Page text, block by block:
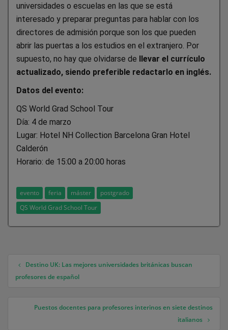
universidades o escuelas en las que se está
interesado y preparar preguntas para hablar con los
directores de admisión porque son los que pueden
abrir las puertas a los estudios en el extranjero. Por
supuesto, no hay que olvidarse de llevar el currículo
actualizado, siendo preferible redactarlo en inglés.
Datos del evento:
QS World Grad School Tour
Día: 4 de marzo
Lugar: Hotel NH Collection Barcelona Gran Hotel
Calderón
Horario: de 15:00 a 20:00 horas
evento feria máster
postgrado
QS World Grad School Tour
Navegación de entradas
Destino UK: Las mejores universidades británicas buscan
profesores de español
Puestos docentes para profesores interinos en siete destinos
italianos